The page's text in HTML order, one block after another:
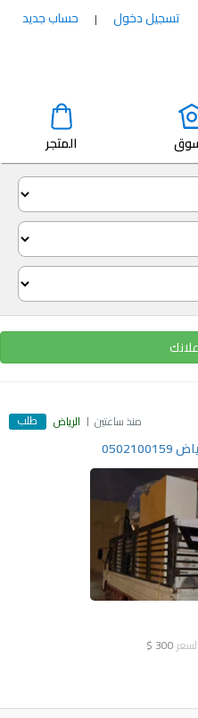
تسجيل دخول | حساب جديد
المتجر
منذ ساعتين الرياض طلب
السعر 300
$